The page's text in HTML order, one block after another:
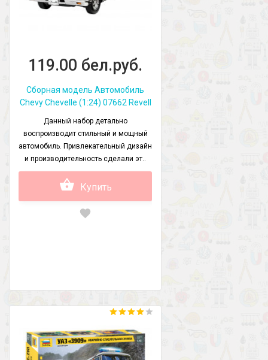
119.00 бел.руб.
Сборная модель Автомобиль
Chevy Chevelle (1:24) 07662 Revell
Данный набор детально
воспроизводит стильный и мощный
автомобиль. Привлекательный дизайн
и производительность сделали эт..
Купить